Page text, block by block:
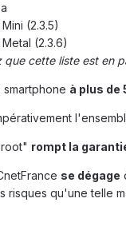
(2.3.5)
(2.3.6)
que cette liste est en
à plus de
rompt la
se dégage
risques qu'une telle